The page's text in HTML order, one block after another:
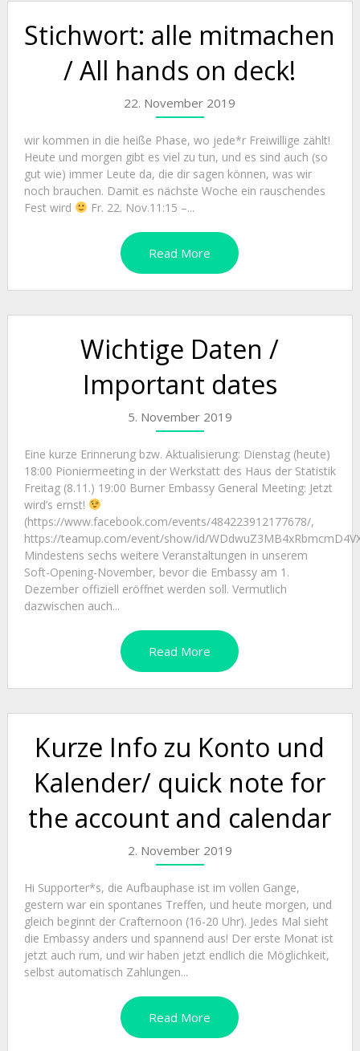
Stichwort: alle mitmachen
/ All hands on deck!
22. November 2019
wir kommen in die heiße Phase, wo jede*r Freiwillige zählt!
Heute und morgen gibt es viel zu tun, und es sind auch (so
gut wie) immer Leute da, die dir sagen können, was wir
noch brauchen. Damit es nächste Woche ein rauschendes
Fest wird
Fr. 22. Nov.11:15 –...
Read More
Wichtige Daten /
Important dates
5. November 2019
Eine kurze Erinnerung bzw. Aktualisierung: Dienstag (heute)
18:00 Pioniermeeting in der Werkstatt des Haus der Statistik
Freitag (8.11.) 19:00 Burner Embassy General Meeting: Jetzt
wird’s ernst!
(https://www.facebook.com/events/484223912177678/,
https://teamup.com/event/show/id/
Mindestens sechs weitere Veranstaltungen in unserem
Soft-Opening-November, bevor die Embassy am 1.
Dezember offiziell eröffnet werden soll. Vermutlich
dazwischen auch...
Read More
Kurze Info zu Konto und
Kalender/ quick note for
the account and calendar
2. November 2019
Hi Supporter*s, die Aufbauphase ist im vollen Gange,
gestern war ein spontanes Treffen, und heute morgen, und
gleich beginnt der Crafternoon (16-20 Uhr). Jedes Mal sieht
die Embassy anders und spannend aus! Der erste Monat ist
jetzt auch rum, und wir haben jetzt endlich die Möglichkeit,
selbst automatisch Zahlungen...
Read More